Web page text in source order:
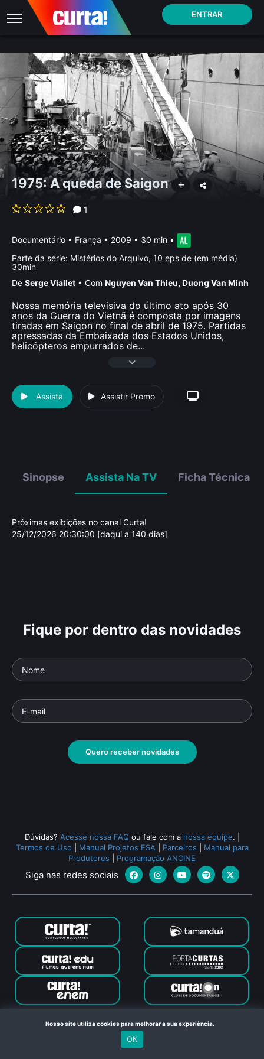
ENTRAR
1975: A queda de Saigon
1
Documentário • França • 2009 • 30 min •
Parte da série: Mistérios do Arquivo, 10 eps de (em média)
30min
De Serge Viallet • Com Nguyen Van Thieu, Duong Van Minh
Nossa memória televisiva do último ato após 30
anos da Guerra do Vietnã é composta por imagens
tiradas em Saigon no final de abril de 1975. Partidas
apressadas da Embaixada dos Estados Unidos,
helicópteros empurrados de...
Assista Assistir Promo
Sinopse Assista Na TV Ficha Técnica
Próximas exibições no canal Curta!
25/12/2026 20:30:00 [daqui a 140 dias]
Gumbo O
Fique por dentro das novidades
Quero receber novidades
Dúvidas? Acesse nossa FAQ ou fale com a nossa equipe.
Termos de Uso
Manual Projetos FSA Parceiros
Manual para
Produtores
Programação ANCINE
Siga nas redes sociais
Canal Curta © 2024. Todos os direitos reservados. Feito com
no Rio de Janeiro
Nosso site utiliza cookies para melhorar a sua experiência.
OK